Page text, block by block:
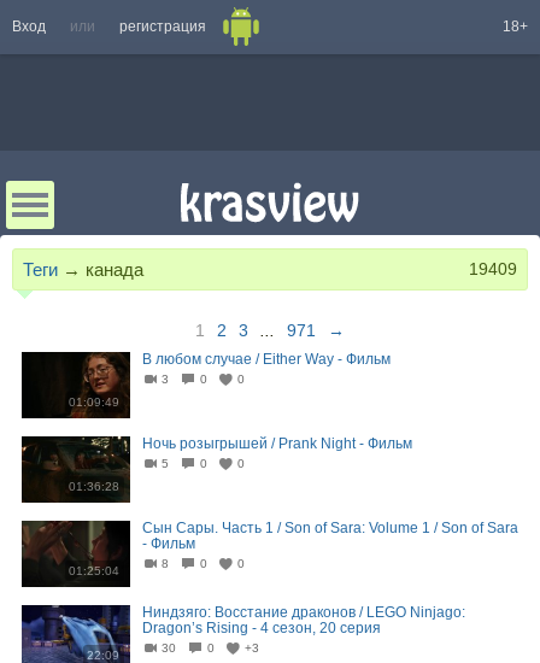
Вход или регистрация 18+
Теги → канада 19409
1 2 3 971 →
01:09:49
В любом случае / Either Way - Фильм
3 0 0
01:36:28
Ночь розыгрышей / Prank Night - Фильм
5 0 0
01:25:04
Сын Сары. Часть 1 / Son of Sara: Volume 1 / Son of Sara
- Фильм
8 0 0
22:09
Ниндзяго: Восстание драконов / LEGO Ninjago:
Dragon’s Rising - 4 сезон, 20 серия
30 0 +3